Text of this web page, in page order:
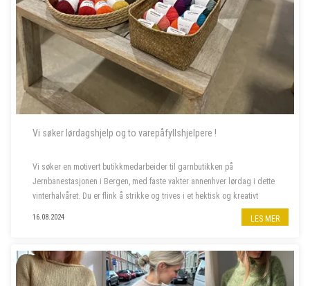
Vi søker lørdagshjelp og to varepåfyllshjelpere !
Vi søker en motivert butikkmedarbeider til garnbutikken på
Jernbanestasjonen i Bergen, med faste vakter annenhver lørdag i dette
vinterhalvåret. Du er flink å strikke og trives i et hektisk og kreativt
16.08.2024 LES MER